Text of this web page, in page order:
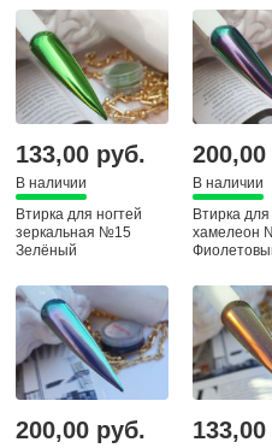
133,00 руб.
В наличии
Втирка для ногтей
зеркальная №15
Зелёный
В наличии
Втирка для
хамелеон
200,00 руб.